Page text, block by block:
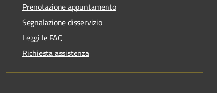
Prenotazione appuntamento
Segnalazione disservizio
Leggi le FAQ
Richiesta assistenza